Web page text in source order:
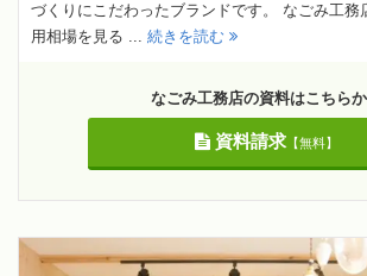
づくりにこだわったブランドです。 なごみ工務
用相場を見る ... 続きを読む
なごみ工務店の資料はこちら
資料請求【無料】